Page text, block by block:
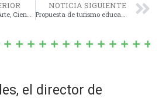
Feria regional de Arte, Ciencias, Tecnología y Educación bonaerense.
NOTICIA SIGUIENTE
Propuesta de turismo educativo dirigida a los alumnos de 5to y 6to de las escuelas primarias públicas y privadas de Navarro.
el director de